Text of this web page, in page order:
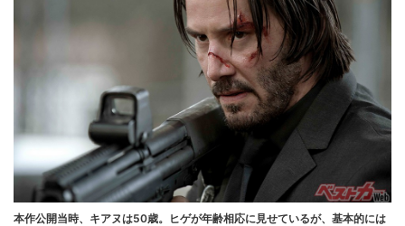
本作公開当時、キアヌは50歳。ヒゲが年齢相応に見せているが、基本的には